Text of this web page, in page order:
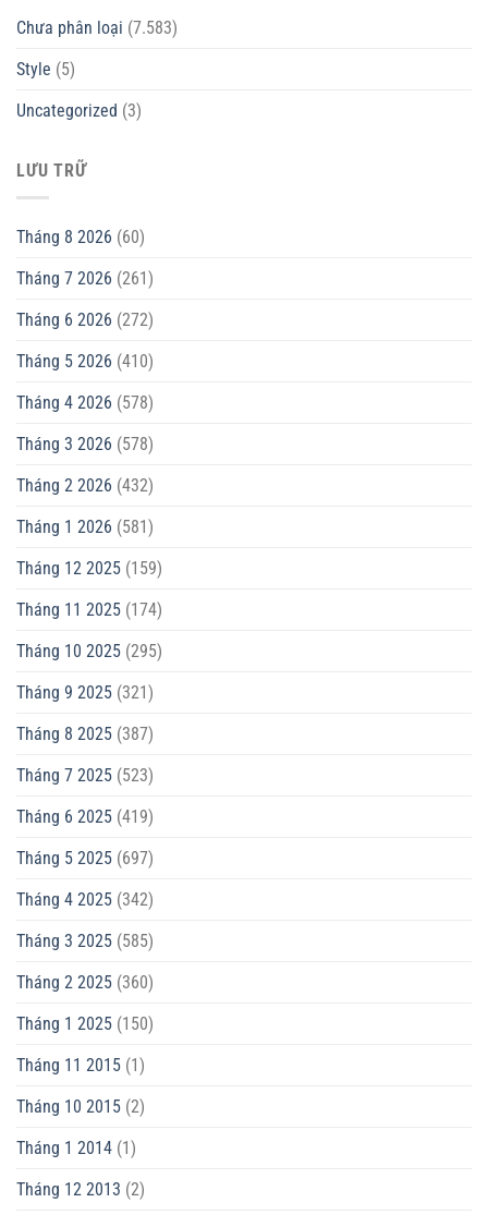
Chưa phân loại (7.583)
Style (5)
Uncategorized (3)
LƯU TRỮ
Tháng 8 2026 (60)
Tháng 7 2026 (261)
Tháng 6 2026 (272)
Tháng 5 2026 (410)
Tháng 4 2026 (578)
Tháng 3 2026 (578)
Tháng 2 2026 (432)
Tháng 1 2026 (581)
Tháng 12 2025 (159)
Tháng 11 2025 (174)
Tháng 10 2025 (295)
Tháng 9 2025 (321)
Tháng 8 2025 (387)
Tháng 7 2025 (523)
Tháng 6 2025 (419)
Tháng 5 2025 (697)
Tháng 4 2025 (342)
Tháng 3 2025 (585)
Tháng 2 2025 (360)
Tháng 1 2025 (150)
Tháng 11 2015 (1)
Tháng 10 2015 (2)
Tháng 1 2014 (1)
Tháng 12 2013 (2)